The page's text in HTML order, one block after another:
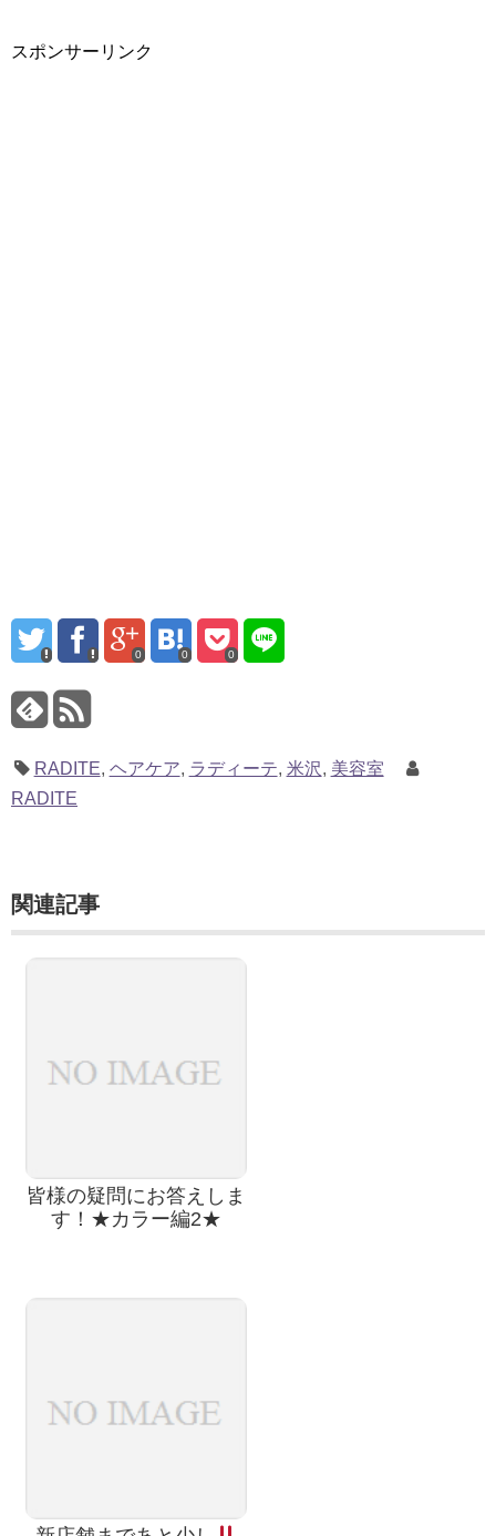
スポンサーリンク
0 0 0
RADITE, ヘアケア, ラディーテ, 米沢, 美容室
RADITE
関連記事
皆様の疑問にお答えしま
す！★カラー編2★